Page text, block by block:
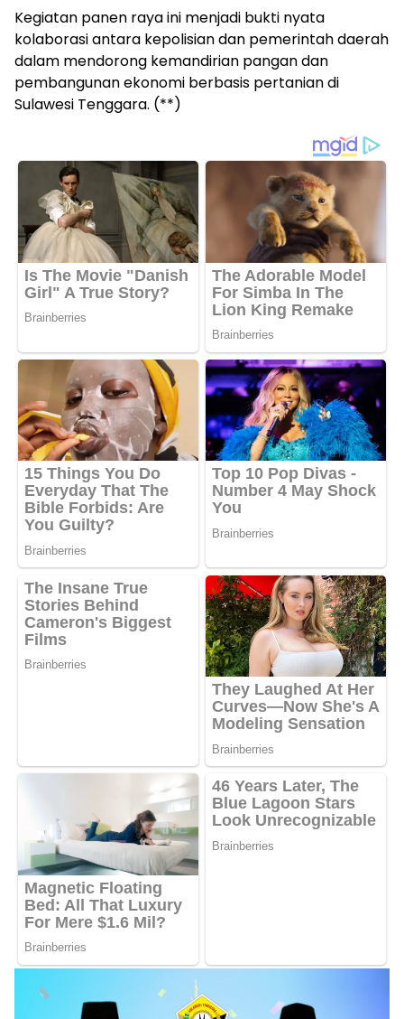
Kegiatan panen raya ini menjadi bukti nyata
kolaborasi antara kepolisian dan pemerintah daerah
dalam mendorong kemandirian pangan dan
pembangunan ekonomi berbasis pertanian di
Sulawesi Tenggara. (**)